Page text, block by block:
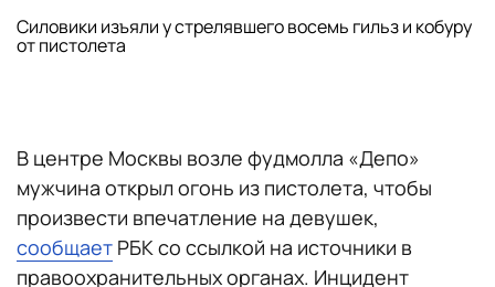
Силовики изъяли у стрелявшего восемь гильз и кобуру
от пистолета
В центре Москвы возле фудмолла «Депо»
мужчина открыл огонь из пистолета, чтобы
произвести впечатление на девушек,
сообщает РБК со ссылкой на источники в
правоохранительных органах. Инцидент